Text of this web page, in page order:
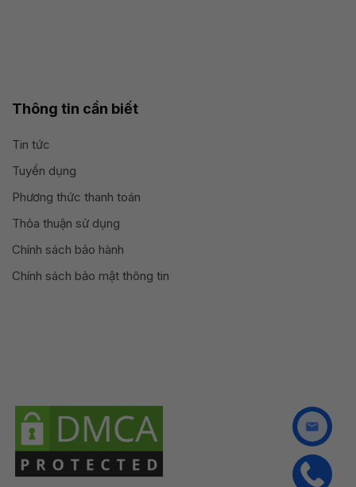
Thông tin cần biết
Tin tức
Tuyển dụng
Phương thức thanh toán
Thỏa thuận sử dụng
Chính sách bảo hành
Chính sách bảo mật thông tin